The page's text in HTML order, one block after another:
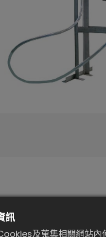
訊
及蒐集相關網站